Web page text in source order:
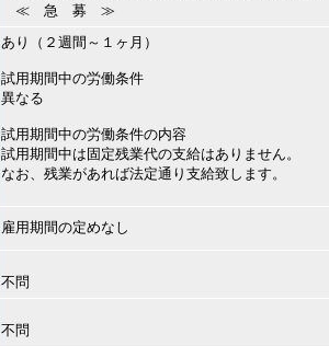
≪ 急 募 ≫
あり（２週間～１ヶ月）
試用期間中の労働条件
異なる
試用期間中の労働条件の内容
試用期間中は固定残業代の支給はありません。
なお、残業があれば法定通り支給致します。
雇用期間の定めなし
不問
不問